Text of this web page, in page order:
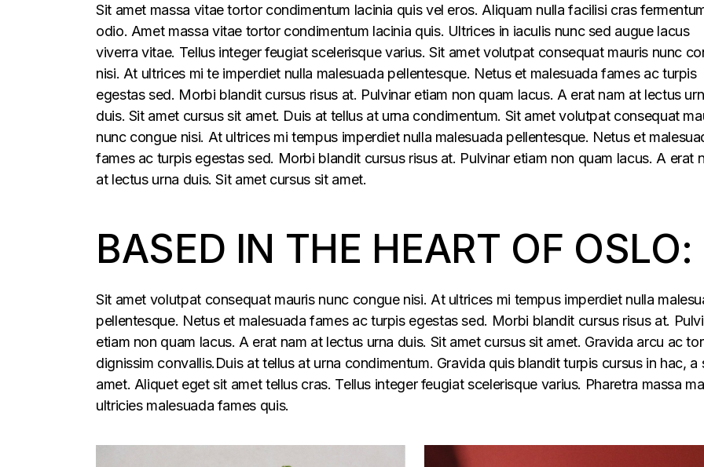
Sit amet massa vitae tortor condimentum lacinia quis vel eros. Aliquam nulla facilisi cras
odio. Amet massa vitae tortor condimentum lacinia quis. Ultrices in iaculis nunc sed augue lacus
viverra vitae. Tellus integer feugiat scelerisque varius. Sit amet volutpat consequat mauris nunc
nisi. At ultrices mi te imperdiet nulla malesuada pellentesque. Netus et malesuada fames ac turpis
egestas sed. Morbi blandit cursus risus at. Pulvinar etiam non quam lacus. A erat nam at lectus
duis. Sit amet cursus sit amet. Duis at tellus at urna condimentum. Sit amet volutpat consequat
nunc congue nisi. At ultrices mi tempus imperdiet nulla malesuada pellentesque. Netus et
fames ac turpis egestas sed. Morbi blandit cursus risus at. Pulvinar etiam non quam lacus. A erat
at lectus urna duis. Sit amet cursus sit amet.
BASED IN THE HEART OF OSLO:
Sit amet volutpat consequat mauris nunc congue nisi. At ultrices mi tempus imperdiet nulla
pellentesque. Netus et malesuada fames ac turpis egestas sed. Morbi blandit cursus risus at.
etiam non quam lacus. A erat nam at lectus urna duis. Sit amet cursus sit amet. Gravida arcu ac
dignissim convallis.Duis at tellus at urna condimentum. Gravida quis blandit turpis cursus in hac, a
amet. Aliquet eget sit amet tellus cras. Tellus integer feugiat scelerisque varius. Pharetra massa
ultricies malesuada fames quis.